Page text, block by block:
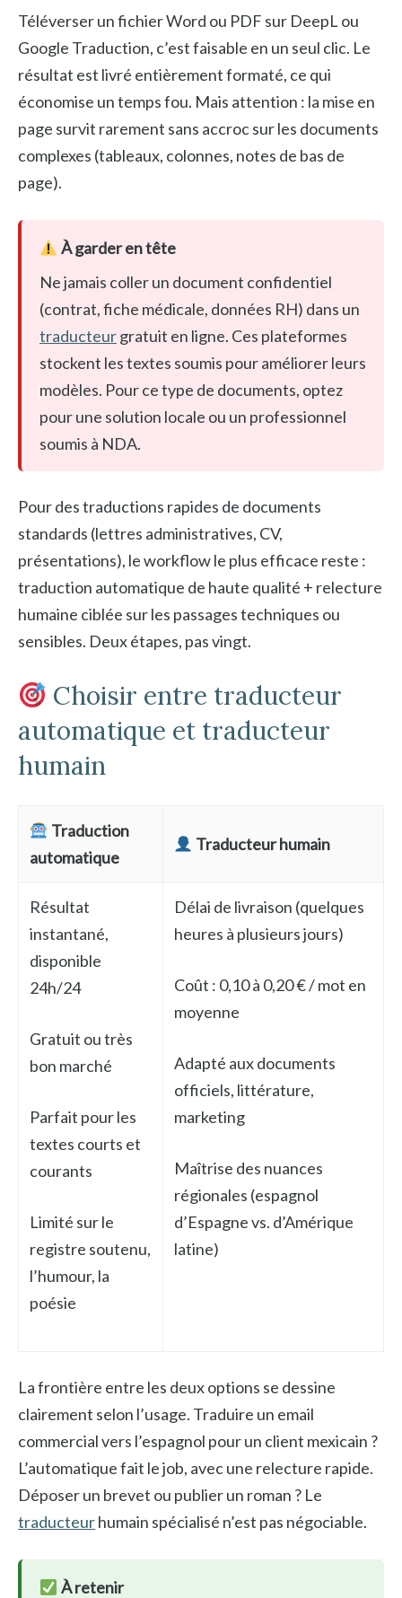
Téléverser un fichier Word ou PDF sur DeepL ou
Google Traduction, c’est faisable en un seul clic. Le
résultat est livré entièrement formaté, ce qui
économise un temps fou. Mais attention : la mise en
page survit rarement sans accroc sur les documents
complexes (tableaux, colonnes, notes de bas de
page).
À garder en tête
Ne jamais coller un document confidentiel
(contrat, fiche médicale, données RH) dans un
traducteurgratuit en ligne. Ces plateformes
stockent les textes soumis pour améliorer leurs
modèles. Pour ce type de documents, optez
pour une solution locale ou un professionnel
soumis à NDA.
Pour des traductions rapides de documents
standards (lettres administratives, CV,
présentations), le workflow le plus efficace reste :
traduction automatique de haute qualité + relecture
humaine ciblée sur les passages techniques ou
sensibles. Deux étapes, pas vingt.
Choisir entre traducteur
automatique et traducteur
humain
Traduction
automatique
Traducteur humain
Résultat
instantané,
disponible
24h/24
Gratuit ou très
bon marché
Parfait pour les
textes courts et
courants
Limité sur le
registre soutenu,
l’humour, la
poésie
Délai de livraison (quelques
heures à plusieurs jours)
Coût : 0,10 à 0,20 € / mot en
moyenne
Adapté aux documents
officiels, littérature,
marketing
Maîtrise des nuances
régionales (espagnol
d’Espagne vs. d’Amérique
latine)
La frontière entre les deux options se dessine
clairement selon l’usage. Traduire un email
commercial vers l’espagnol pour un client mexicain ?
L’automatique fait le job, avec une relecture rapide.
Déposer un brevet ou publier un roman ? Le
traducteurhumain spécialisé n’est pas négociable.
À retenir